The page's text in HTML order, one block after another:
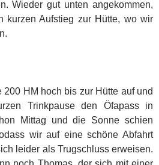
Wieder gut unten angekommen,
kurzen Aufstieg zur Hütte, wo wir
HM hoch bis zur Hütte auf und
Trinkpause den Öfapass in
Mittag und die Sonne schien
wir auf eine schöne Abfahrt
leider als Trugschluss erweisen.